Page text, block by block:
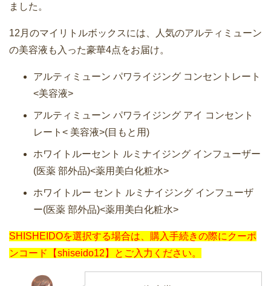
ました。
12月のマイリトルボックスには、人気のアルティミューン
の美容液も入った豪華4点をお届け。
アルティミューン パワライジング コンセントレート
<美容液>
アルティミューン パワライジング アイ コンセント
レート< 美容液>(目もと用)
ホワイトルーセント ルミナイジング インフューザー
(医薬 部外品)<薬用美白化粧水>
ホワイトルー セント ルミナイジング インフューザ
ー(医薬 部外品)<薬用美白化粧水>
SHISHEIDOを選択する場合は、購入手続きの際にクーポ
ンコード【shiseido12】とご入力ください。